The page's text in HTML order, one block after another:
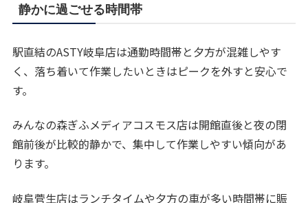
静かに過ごせる時間帯
駅直結のASTY岐阜店は通勤時間帯と夕方が混雑しやす
く、落ち着いて作業したいときはピークを外すと安心で
す。
みんなの森ぎふメディアコスモス店は開館直後と夜の閉
館前後が比較的静かで、集中して作業しやすい傾向があ
ります。
岐阜菅生店はランチタイムや夕方の車が多い時間帯に賑